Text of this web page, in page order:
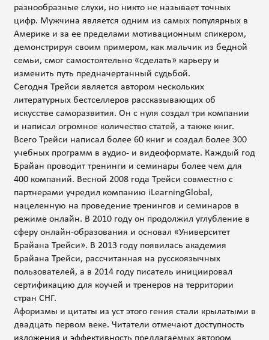
разнообразные слухи, но никто не называет точных
цифр. Мужчина является одним из самых популярных в
Америке и за ее пределами мотивационным спикером,
демонстрируя своим примером, как мальчик из бедной
семьи, смог самостоятельно «сделать» карьеру и
изменить путь предначертанный судьбой.
Сегодня Трейси является автором нескольких
литературных бестселлеров рассказывающих об
искусстве саморазвития. Он с нуля создал три компании
и написал огромное количество статей, а также книг.
Всего Трейси написал более 60 книг и создал более 300
учебных программ в аудио- и видеоформате. Каждый год
Брайан проводит тренинги и семинары более чем для
400 компаний. Весной 2008 года Трейси совместно с
партнерами учредил компанию iLearningGlobal,
нацеленную на проведение тренингов и семинаров в
режиме онлайн. В 2010 году он продолжил углубление в
сферу онлайн-образования и основал «Университет
Брайана Трейси». В 2013 году появилась академия
Брайана Трейси, рассчитанная на русскоязычных
пользователей, а в 2014 году писатель инициировал
сертификацию для коучей и тренеров на территории
стран СНГ.
Афоризмы и цитаты из уст этого гения стали крылатыми в
двадцать первом веке. Читатели отмечают доступность
изложения и эффективность предлагаемых автором